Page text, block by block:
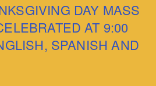
DAY MASS
AT 9:00
SPANISH AND